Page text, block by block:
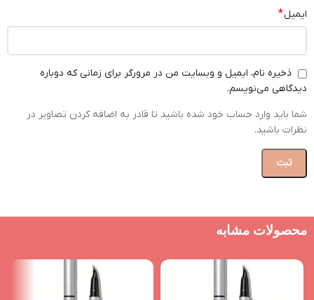
ایمیل*
ذخیره نام، ایمیل و وبسایت من در مرورگر برای زمانی که دوباره
دیدگاهی می‌نویسم.
شما باید وارد حساب خود شده باشید تا قادر به اضافه کردن تصاویر در
نظرات باشید.
محصولات مشابه